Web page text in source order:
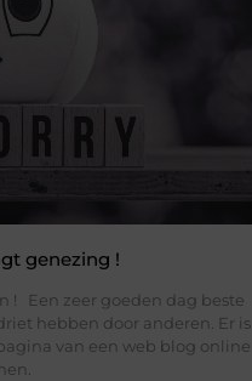
genezing !
! Een zeer goeden dag beste
hebben door anderen. Er is
van een web blog online